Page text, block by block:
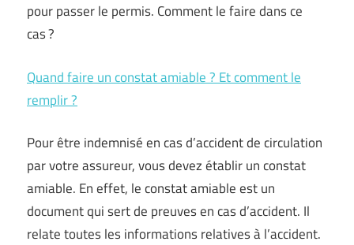
pour passer le permis. Comment le faire dans ce
cas ?
Quand faire un constat amiable ? Et comment le
remplir ?
Pour être indemnisé en cas d’accident de circulation
par votre assureur, vous devez établir un constat
amiable. En effet, le constat amiable est un
document qui sert de preuves en cas d’accident. Il
relate toutes les informations relatives à l’accident.